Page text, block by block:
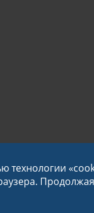
технологии